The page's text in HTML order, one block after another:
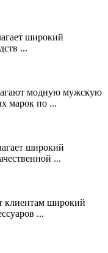
широкий
...
модную мужскую
марок по ...
широкий
...
клиентам широкий
...